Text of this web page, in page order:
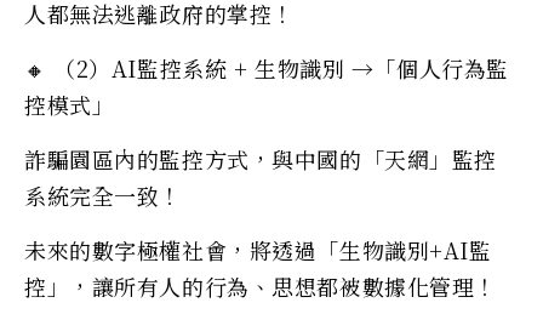
人都無法逃離政府的掌控！
🔸 （2）AI監控系統 + 生物識別 →「個人行為監
控模式」
詐騙園區內的監控方式，與中國的「天網」監控
系統完全一致！
未來的數字極權社會，將透過「生物識別+AI監
控」，讓所有人的行為、思想都被數據化管理！